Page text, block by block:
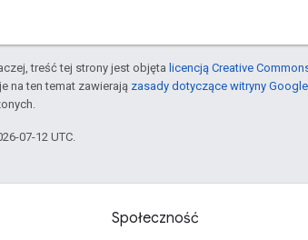
treść tej strony jest objęta licencją Creative
na ten temat zawierają zasady dotyczące witryny
07-12 UTC.
Społeczność